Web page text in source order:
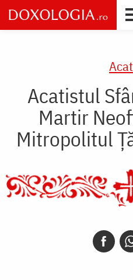
Skip
to
main
Acatistul
Martir
Mitropolitul